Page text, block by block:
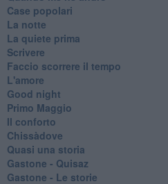
Case popolari
La notte
La quiete prima
Scrivere
Faccio scorrere il tempo
L'amore
Good night
Primo Maggio
Il conforto
Chissàdove
Quasi una storia
Gastone - Quisaz
Gastone - Le storie